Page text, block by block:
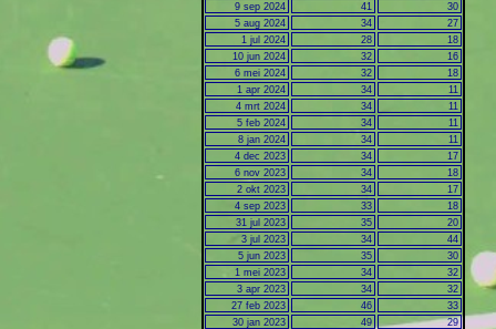
9 sep 2024
41
30
5 aug 2024
34
27
1 jul 2024
28
18
10 jun 2024
32
16
6 mei 2024
32
18
1 apr 2024
34
11
4 mrt 2024
34
11
5 feb 2024
34
11
8 jan 2024
34
11
4 dec 2023
34
17
6 nov 2023
34
18
2 okt 2023
34
17
4 sep 2023
33
18
31 jul 2023
35
20
3 jul 2023
34
44
5 jun 2023
35
30
1 mei 2023
34
32
3 apr 2023
34
32
27 feb 2023
46
33
30 jan 2023
49
29